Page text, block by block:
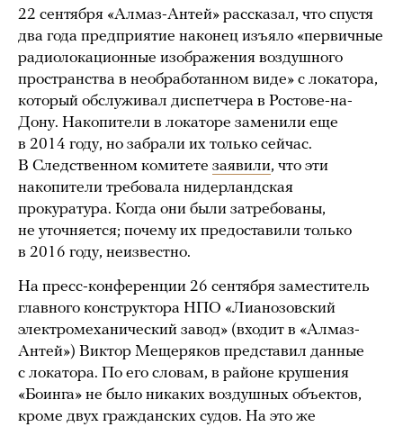
22 сентября «Алмаз-Антей» рассказал, что спустя
два года предприятие наконец изъяло «первичные
радиолокационные изображения воздушного
пространства в необработанном виде» с локатора,
который обслуживал диспетчера в Ростове-на-
Дону. Накопители в локаторе заменили еще
в 2014 году, но забрали их только сейчас.
В Следственном комитете заявили, что эти
накопители требовала нидерландская
прокуратура. Когда они были затребованы,
не уточняется; почему их предоставили только
в 2016 году, неизвестно.
На пресс-конференции 26 сентября заместитель
главного конструктора НПО «Лианозовский
электромеханический завод» (входит в «Алмаз-
Антей») Виктор Мещеряков представил данные
с локатора. По его словам, в районе крушения
«Боинга» не было никаких воздушных объектов,
кроме двух гражданских судов. На это же